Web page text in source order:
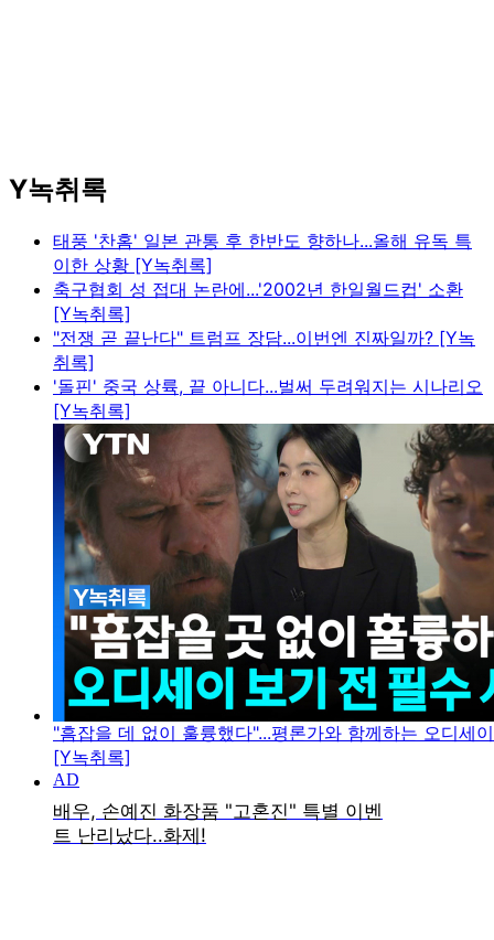
Y녹취록
태풍 '찬홈' 일본 관통 후 한반도 향하나...올해 유독 특
이한 상황 [Y녹취록]
축구협회 성 접대 논란에...'2002년 한일월드컵' 소환
[Y녹취록]
"전쟁 곧 끝난다" 트럼프 장담...이번엔 진짜일까? [Y녹
취록]
'돌핀' 중국 상륙, 끝 아니다...벌써 두려워지는 시나리오
[Y녹취록]
"흠잡을 데 없이 훌륭했다"...평론가와 함께하는 오디세
[Y녹취록]